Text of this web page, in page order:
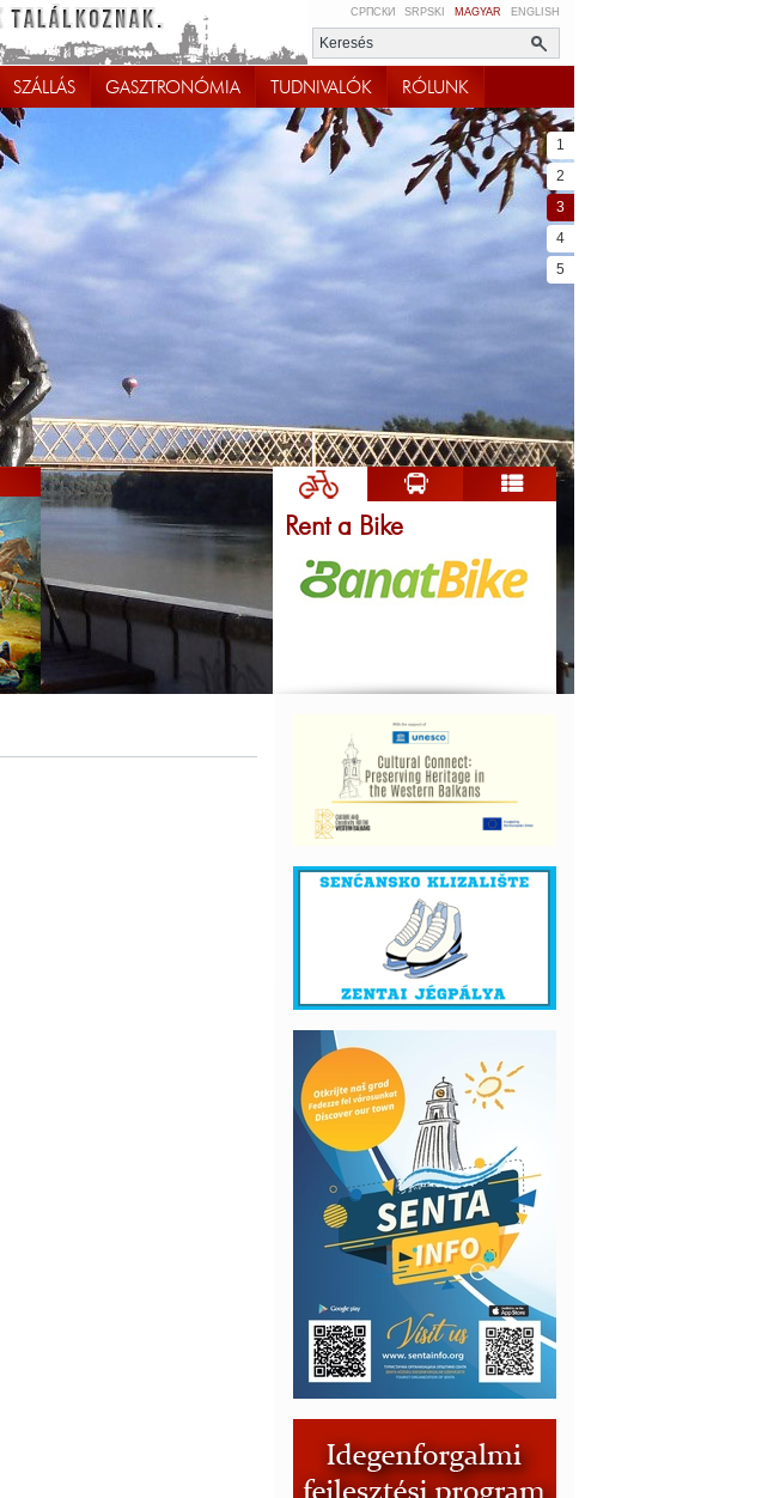
СРПСКИ SRPSKI MAGYAR ENGLISH
SZÁLLÁS GASZTRONÓMIA TUDNIVALÓK RÓLUNK
1
2
3
4
5
Rent a Bike